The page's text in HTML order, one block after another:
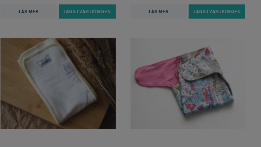
LÄS MER LÄGG I VARUKORGEN LÄS MER LÄGG I VARUKORGEN